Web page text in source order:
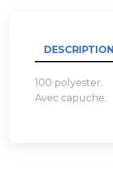
DESCRIPTION
100 polyester.
Avec capuche.